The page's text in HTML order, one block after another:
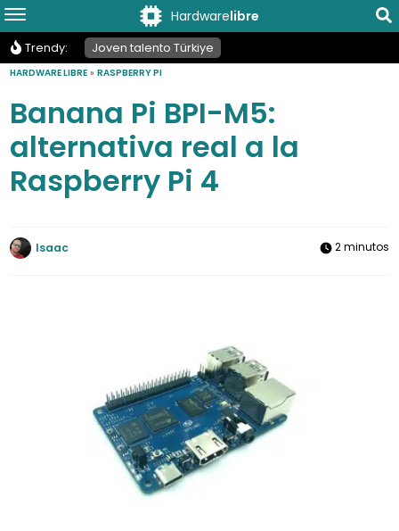
Hardwarelibre
Trendy: Joven talento Türkiye
HARDWARE LIBRE »RASPBERRY PI
Banana Pi BPI-M5:
alternativa real a la
Raspberry Pi 4
Isaac 2 minutos